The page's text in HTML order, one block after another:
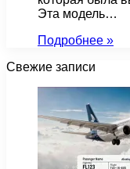
Эта модель…
Подробнее »
Свежие записи